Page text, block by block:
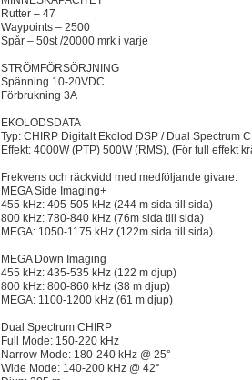
Rutter – 47
Waypoints – 2500
Spår – 50st /20000 mrk i varje
STRÖMFÖRSÖRJNING
Spänning 10-20VDC
Förbrukning 3A
EKOLODSDATA
Typ: CHIRP Digitalt Ekolod DSP / Dual Spectrum
Effekt: 4000W (PTP) 500W (RMS), (För full effekt
Frekvens och räckvidd med medföljande givare:
MEGA Side Imaging+
455 kHz: 405-505 kHz (244 m sida till sida)
800 kHz: 780-840 kHz (76m sida till sida)
MEGA: 1050-1175 kHz (122m sida till sida)
MEGA Down Imaging
455 kHz: 435-535 kHz (122 m djup)
800 kHz: 800-860 kHz (38 m djup)
MEGA: 1100-1200 kHz (61 m djup)
Dual Spectrum CHIRP
Full Mode: 150-220 kHz
Narrow Mode: 180-240 kHz @ 25°
Wide Mode: 140-200 kHz @ 42°